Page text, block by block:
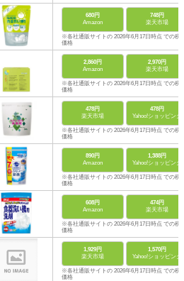
680円
Amazon
748円
楽天市場
※各社通販サイトの 2026年6月17日時点 での税
価格
2,860円
Amazon
2,970円
楽天市場
※各社通販サイトの 2026年6月17日時点 での税
価格
478円
楽天市場
478円
Yahoo!ショッピング
※各社通販サイトの 2026年6月17日時点 での税
価格
890円
Amazon
1,388円
Yahoo!ショッピング
※各社通販サイトの 2026年6月17日時点 での税
価格
608円
Amazon
474円
楽天市場
※各社通販サイトの 2026年6月17日時点 での税
価格
1,929円
楽天市場
1,570円
Yahoo!ショッピング
※各社通販サイトの 2026年6月17日時点 での税
価格